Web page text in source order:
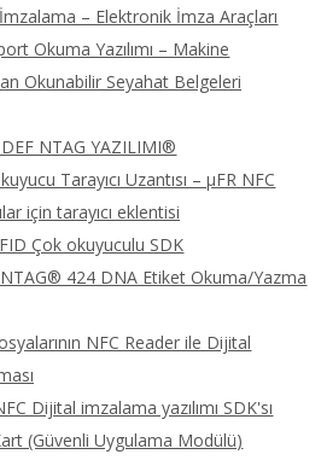
– Elektronik İmza Araçları
Okuma Yazılımı – Makine
Okunabilir Seyahat Belgeleri
NTAG YAZILIMI®
Tarayıcı Uzantısı – μFR NFC
için tarayıcı eklentisi
Çok okuyuculu SDK
424 DNA Etiket Okuma/Yazma
NFC Reader ile Dijital
Dijital imzalama yazılımı SDK'sı
(Güvenli Uygulama Modülü)